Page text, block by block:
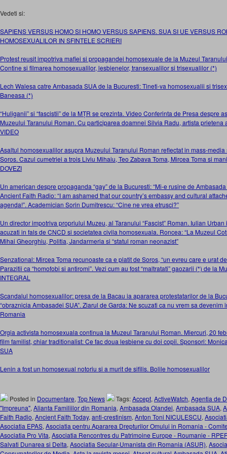
Vedeti si:
SAPIENS VERSUS HOMO SI HOMO VERSUS SAPIENS. SUA SI UE VERSUS
HOMOSEXUALILOR IN SFINTELE SCRIERI
Protest reusit impotriva mafiei si propagandei homosexuale de la Muzeul
Contine si filmarea homosexualilor, lesbienelor, transexualilor si trisexualilor (*)
Lech Walesa catre Ambasada SUA de la Bucuresti: Tineti-va homosexualii si
Baneasa (*)
“Huliganii” si “fascistii” de la MȚR se prezinta. Video Conferinta de Presa despre
Muzeului Taranului Roman. Cu participarea doamnei Silvia Radu, artista prietena
VIDEO
Asaltul homosexualilor asupra Muzeului Taranului Roman reflectat in mass-
Soros. Cazul cumetriei a trois Liviu Mihaiu, Teo Zabava Toma, Mircea Toma si
DOVEZI
Un american despre propaganda “gay” de la Bucuresti: “Mi-e rusine de
Ancient Faith Radio: “I am ashamed that our country’s embassy and cultural
agenda!”. Academician Sorin Dumitrescu: “Cine ne vrea etrusci?”
Un director impotriva propriului Muzeu, al Taranului “Fascist” Roman. Iulian
acuzati in fals de CNCD si societatea civila homosexuala. Roncea: “La Muzeul
Mihai Gheorghiu, Politia, Jandarmeria si “statul roman neonazist”
Senzational: Mircea Toma recunoaste ca e platit de Soros, “un evreu care e urat
Parazitii ca “homofobi si antiromi”. Vezi cum au fost “maltratati” gaozarii (*) de la
INTEGRAL
Scandalul homosexualilor: presa de la Bacau ia apararea protestatarilor de la
“obraznicia Ambasadei SUA”. Ziarul de Garda: Ne scuzati ca nu vrem sa
Romania
Orgia activista homosexuala continua la Muzeul Taranului Roman. Miercuri, 20
film familist, chiar traditionalist: Ce fac doua lesbiene cu doi copii. Sponsori:
SUA
Lenin a fost un homosexual notoriu si a murit de sifilis. Bolile homosexualilor
Posted in Documentare, Top News Tags:Accept, ActiveWatch, Agentia de
"Impreuna", Alianta Familiilor din Romania, Ambasada Olandei, Ambasada SUA,
Faith Radio, Ancient Faith Today, anti-crestinism, Anton Toni NICULESCU,
Asociatia EPAS, Asociatia pentru Apararea Drepturilor Omului in Romania -
Asociatia Pro Vita, Asociatia Rencontres du Patrimoine Europe - Roumanie -
Salvati Dunarea si Delta, Asociatia Secular-Umanista din Romania (ASUR),